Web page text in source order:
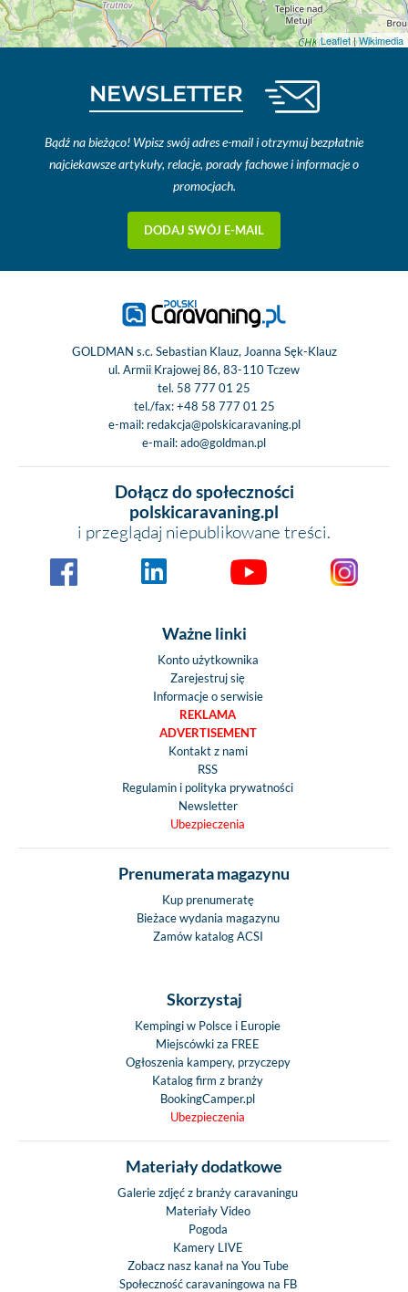
Leaflet|Wikimedia
NEWSLETTER
Bądź na bieżąco! Wpisz swój adres e-mail i otrzymuj bezpłatnie
najciekawsze artykuły, relacje, porady fachowe i informacje o
promocjach.
DODAJ SWÓJ E-MAIL
GOLDMAN s.c. Sebastian Klauz, Joanna Sęk-Klauz
ul. Armii Krajowej 86, 83-110 Tczew
tel. 58 777 01 25
tel./fax:+48 58 777 01 25
e-mail: redakcja@polskicaravaning.pl
e-mail:ado@goldman.pl
Dołącz do społeczności
polskicaravaning.pl
i przeglądaj niepublikowane treści.
Ważne linki
Konto użytkownika
Zarejestruj się
Informacje o serwisie
REKLAMA
ADVERTISEMENT
Kontakt z nami
RSS
Regulamin i polityka prywatności
Newsletter
Ubezpieczenia
Prenumerata magazynu
Kup prenumeratę
Bieżace wydania magazynu
Zamów katalog ACSI
Skorzystaj
Kempingi w Polsce i Europie
Miejscówki za FREE
Ogłoszenia kampery, przyczepy
Katalog firm z branży
BookingCamper.pl
Ubezpieczenia
Materiały dodatkowe
Galerie zdjęć z branży caravaningu
Materiały Video
Pogoda
Kamery LIVE
Zobacz nasz kanał na You Tube
Społeczność caravaningowa na FB